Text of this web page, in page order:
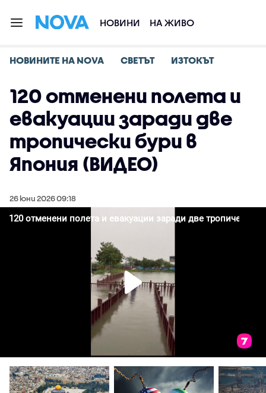
НОВИНИ НА ЖИВО
НОВИНИТЕ НА NOVA СВЕТЪТ ИЗТОКЪТ
120 отменени полета и
евакуации заради две
тропически бури в
Япония (ВИДЕО)
26 юни 2026 09:18